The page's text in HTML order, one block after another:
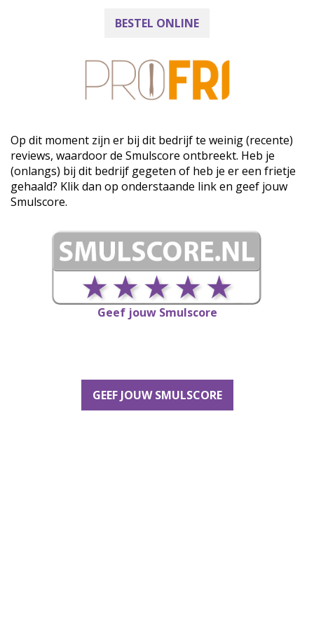
BESTEL ONLINE
Op dit moment zijn er bij dit bedrijf te weinig (recente)
reviews, waardoor de Smulscore ontbreekt. Heb je
(onlangs) bij dit bedrijf gegeten of heb je er een frietje
gehaald? Klik dan op onderstaande link en geef jouw
Smulscore.
Geef jouw Smulscore
GEEF JOUW SMULSCORE